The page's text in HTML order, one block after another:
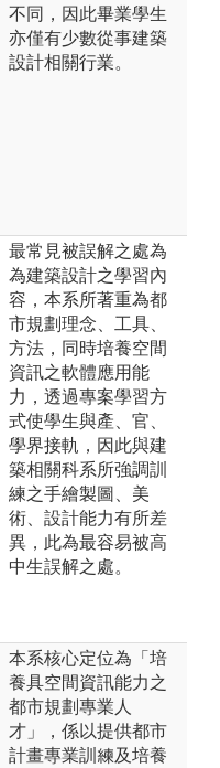
不同，因此畢業學生
亦僅有少數從事建築
設計相關行業。
最常見被誤解之處為
為建築設計之學習內
容，本系所著重為都
市規劃理念、工具、
方法，同時培養空間
資訊之軟體應用能
力，透過專案學習方
式使學生與產、官、
學界接軌，因此與建
築相關科系所強調訓
練之手繪製圖、美
術、設計能力有所差
異，此為最容易被高
中生誤解之處。
本系核心定位為「培
養具空間資訊能力之
都市規劃專業人
才」，係以提供都市
計畫專業訓練及培養